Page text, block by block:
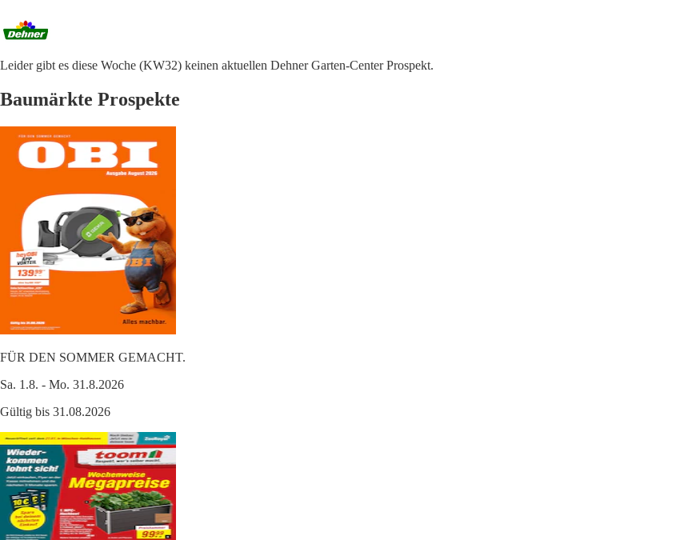
Leider gibt es diese Woche (KW32) keinen aktuellen Dehner Garten-Center Prospekt.
Baumärkte Prospekte
FÜR DEN SOMMER GEMACHT.
Sa. 1.8. - Mo. 31.8.2026
Gültig bis 31.08.2026